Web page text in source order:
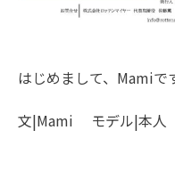
はじめまして、Mamiで
文|Mami モデル|本人